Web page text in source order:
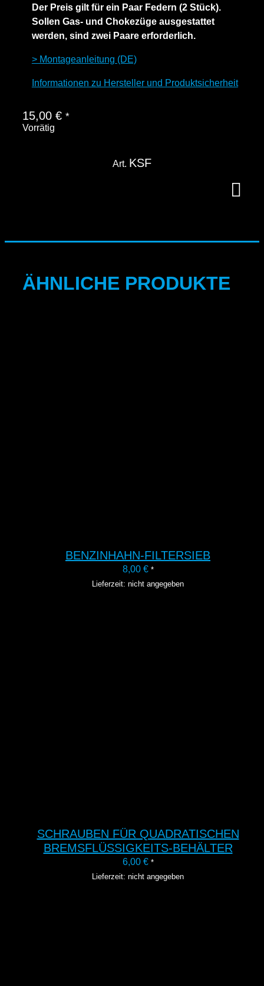
Der Preis gilt für ein Paar Federn (2 Stück).
Sollen Gas- und Chokezüge ausgestattet
werden, sind zwei Paare erforderlich.
> Montageanleitung (DE)
Informationen zu Hersteller und Produktsicherheit
15,00 € *
Vorrätig
Art. KSF
ÄHNLICHE PRODUKTE
BENZINHAHN-FILTERSIEB
8,00 € *
Lieferzeit: nicht angegeben
SCHRAUBEN FÜR QUADRATISCHEN
BREMSFLÜSSIGKEITS-BEHÄLTER
6,00 € *
Lieferzeit: nicht angegeben